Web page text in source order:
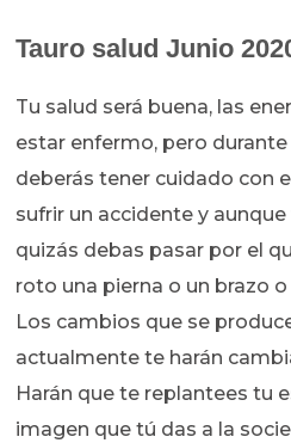
Tauro salud Junio
Tu salud será buena, las
estar enfermo, pero
deberás tener cuidado con
sufrir un accidente y
quizás debas pasar por el
roto una pierna o un brazo
Los cambios que se
actualmente te harán
Harán que te replantees tu
imagen que tú das a la